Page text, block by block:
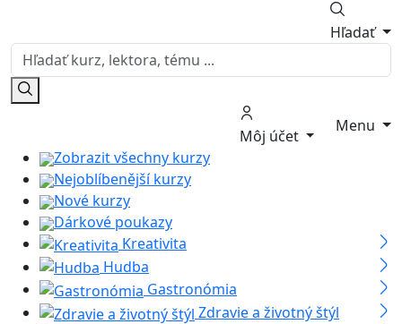
Hľadať
Môj účet
Menu
Zobrazit všechny kurzy
Nejoblíbenější kurzy
Nové kurzy
Dárkové poukazy
Kreativita
Hudba
Gastronómia
Zdravie a životný štýl